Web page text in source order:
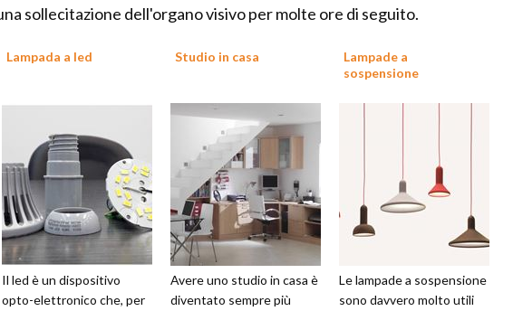
sollecitazione dell'organo visivo per molte ore di seguito.
Lampada a led
Il led è un dispositivo
opto-elettronico che, per
Studio in casa
Avere uno studio in casa è
diventato sempre più
Lampade a
sospensione
Le lampade a sospensione
sono davvero molto utili